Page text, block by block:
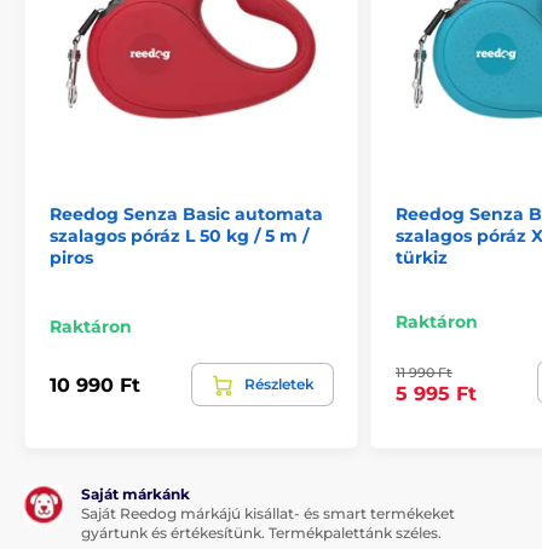
Multipozíciós szalag...
A multipozíciós szalagfunkció azt jelenti, hogy a
szalag nem szorul be semmilyen szögben sem. A
házi kedvencét. A póráz tökéletesen alkalmazkodik a
mozgásirányhoz. Nemcsak Ön fogja jól érezni magát,
Reedog Senza Basic automata
szalagos póráz L 50 kg / 5 m /
piros
Raktáron
10 990 Ft Részletek
Reedog Senza
szalagos póráz
türkiz
Raktáron
11 990 Ft
5 995 Ft
Saját márkánk
Saját Reedog márkájú kisállat- és smart termékeket
gyártunk és értékesítünk. Termékpalettánk széles.